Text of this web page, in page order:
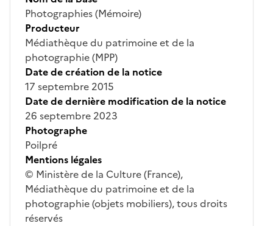
Photographies (Mémoire)
Producteur
Médiathèque du patrimoine et de la
photographie (MPP)
Date de création de la notice
17 septembre 2015
Date de dernière modification de la notice
26 septembre 2023
Photographe
Poilpré
Mentions légales
© Ministère de la Culture (France),
Médiathèque du patrimoine et de la
photographie (objets mobiliers), tous droits
réservés